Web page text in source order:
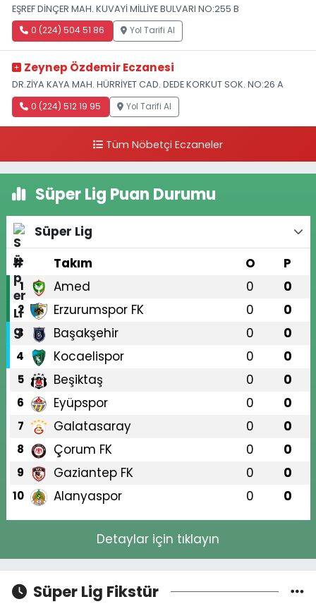
EŞREF DİNÇER MAH. KUVAYİ MİLLİYE BULVARI NO:255 B
0 (224) 504 51 86 Yol Tarifi Al
Zeynep Özdemir Eczanesi
DR.ZİYA KAYA MAH. HÜRRİYET CAD. DEDE KORKUT SOK. NO:26 A
0 (224) 512 19 95 Yol Tarifi Al
Tüm Nöbetçi Eczaneler
Süper Lig Puan Durumu
Süper Lig
#
Takım O P
1 Amed 0 0
2 Erzurumspor FK 0 0
3 Başakşehir 0 0
4 Kocaelispor 0 0
5 Beşiktaş 0 0
6 Eyüpspor 0 0
7 Galatasaray 0 0
8 Çorum FK 0 0
9 Gaziantep FK 0 0
10 Alanyaspor 0 0
Detaylar için tıklayın
Süper Lig Fikstür